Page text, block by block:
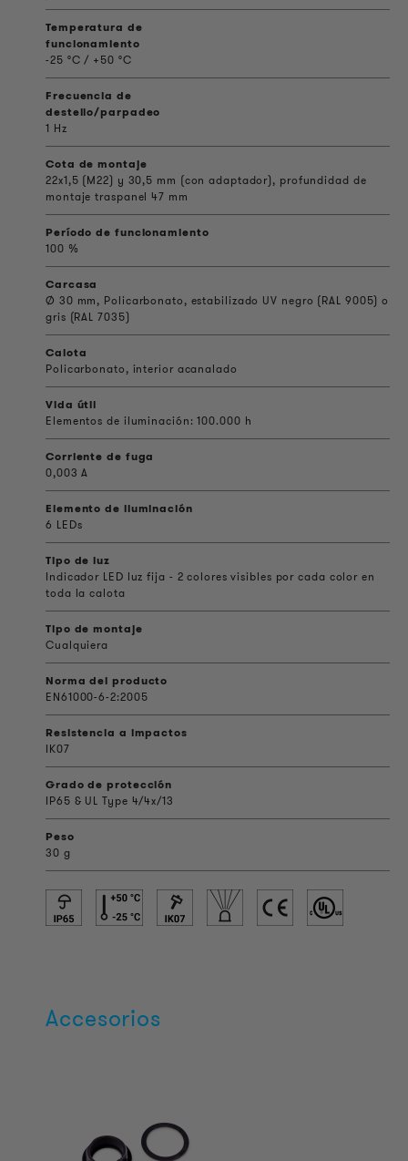
Temperatura de
funcionamiento
-25 °C / +50 °C
Frecuencia de
destello/parpadeo
1 Hz
Cota de montaje
22x1,5 (M22) y 30,5 mm (con adaptador), profundidad de
montaje traspanel 47 mm
Período de funcionamiento
100 %
Carcasa
Ø 30 mm, Policarbonato, estabilizado UV negro (RAL 9005) o
gris (RAL 7035)
Calota
Policarbonato, interior acanalado
Vida útil
Elementos de iluminación: 100.000 h
Corriente de fuga
0,003 A
Elemento de iluminación
6 LEDs
Tipo de luz
Indicador LED luz fija - 2 colores visibles por cada color en
toda la calota
Tipo de montaje
Cualquiera
Norma del producto
EN61000-6-2:2005
Resistencia a impactos
IK07
Grado de protección
IP65 & UL Type 4/4x/13
Peso
30 g
Accesorios